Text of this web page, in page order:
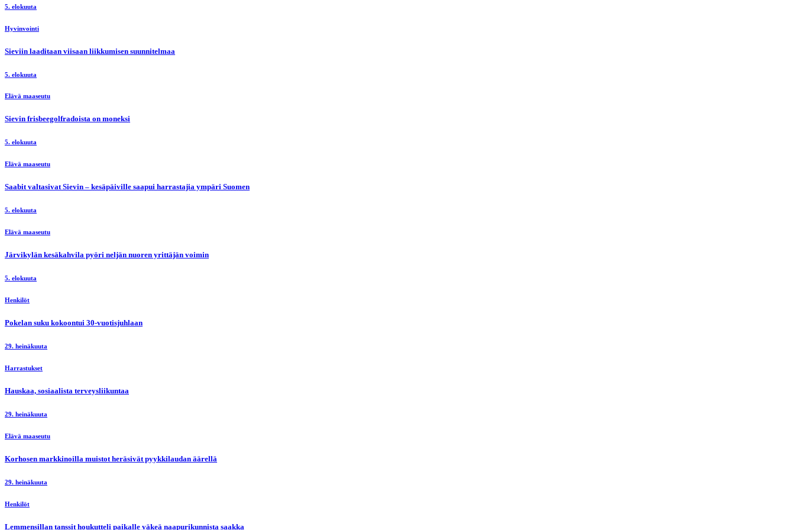
5. elokuuta
Hyvinvointi
Sieviin laaditaan viisaan liikkumisen suunnitelmaa
5. elokuuta
Elävä maaseutu
Sievin frisbeegolfradoista on moneksi
5. elokuuta
Elävä maaseutu
Saabit valtasivat Sievin – kesäpäiville saapui harrastajia ympäri Suomen
5. elokuuta
Elävä maaseutu
Järvikylän kesäkahvila pyöri neljän nuoren yrittäjän voimin
5. elokuuta
Henkilöt
Pokelan suku kokoontui 30-vuotisjuhlaan
29. heinäkuuta
Harrastukset
Hauskaa, sosiaalista terveysliikuntaa
29. heinäkuuta
Elävä maaseutu
Korhosen markkinoilla muistot heräsivät pyykkilaudan äärellä
29. heinäkuuta
Henkilöt
Lemmensillan tanssit houkutteli paikalle väkeä naapurikunnista saakka